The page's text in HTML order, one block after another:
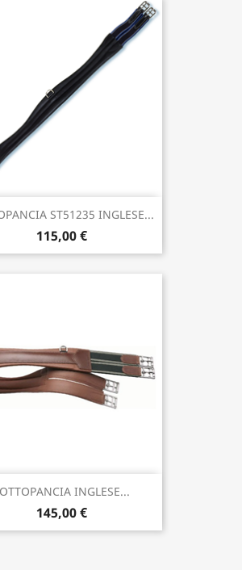
ST51235 INGLESE...
115,00 €
INGLESE...
145,00 €